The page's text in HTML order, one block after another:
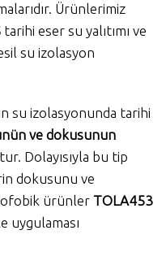
Ürünlerimiz
tarihi eser su yalıtımı ve
su izolasyon
su izolasyonunda tarihi
ve dokusunun
Dolayısıyla bu tip
dokusunu ve
ürünler TOLA453
uygulaması